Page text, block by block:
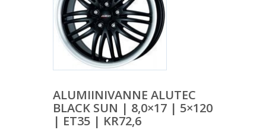
ALUMIINIVANNE ALUTEC
BLACK SUN | 8,0×17 | 5×120
| ET35 | KR72,6